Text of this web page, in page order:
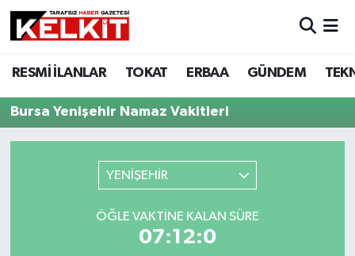
RESMİ İLANLAR TOKAT ERBAA GÜNDEM
Bursa Yenişehir Namaz Vakitleri
YENİŞEHİR
ÖĞLE VAKTINE KALAN SÜRE
07:12:0